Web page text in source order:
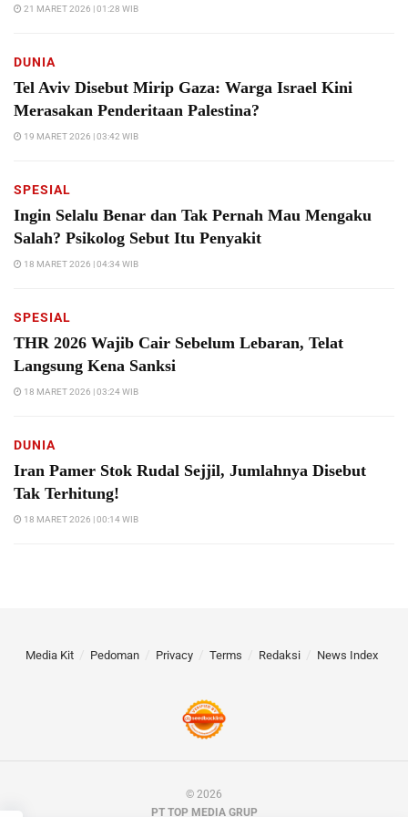
21 MARET 2026 | 01:28 WIB
DUNIA
Tel Aviv Disebut Mirip Gaza: Warga Israel Kini
Merasakan Penderitaan Palestina?
19 MARET 2026 | 03:42 WIB
SPESIAL
Ingin Selalu Benar dan Tak Pernah Mau Mengaku
Salah? Psikolog Sebut Itu Penyakit
18 MARET 2026 | 04:34 WIB
SPESIAL
THR 2026 Wajib Cair Sebelum Lebaran, Telat
Langsung Kena Sanksi
18 MARET 2026 | 03:24 WIB
DUNIA
Iran Pamer Stok Rudal Sejjil, Jumlahnya Disebut
Tak Terhitung!
18 MARET 2026 | 00:14 WIB
Media Kit Pedoman Privacy Terms Redaksi News Index
© 2026
PT TOP MEDIA GRUP